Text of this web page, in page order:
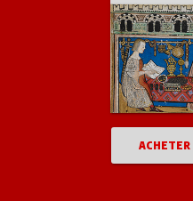
ACHETER